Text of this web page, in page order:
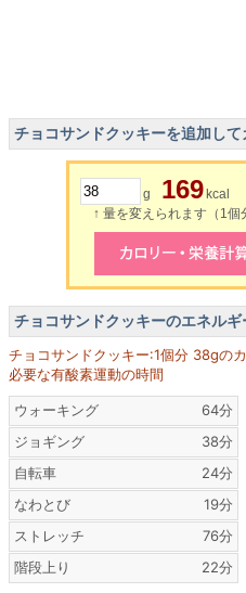
チョコサンドクッキーを追加し
g 169 kcal
↑ 量を変えられます（1個
チョコサンドクッキーのエネル
チョコサンドクッキー:1個分 38gの
必要な有酸素運動の時間
ウォーキング
64分
ジョギング
38分
自転車
24分
なわとび
19分
ストレッチ
76分
階段上り
22分